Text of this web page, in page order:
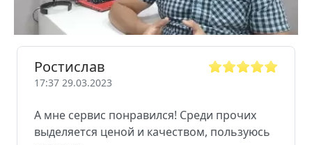
Ростислав
17:37 29.03.2023
А мне сервис понравился! Среди прочих
выделяется ценой и качеством, пользуюсь